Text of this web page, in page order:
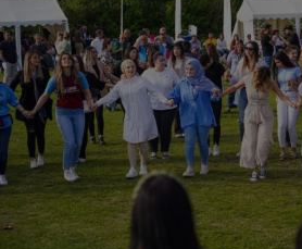
VIDEO GALERİ
ALGEMENE VOORWAARDEN
CONTACT
Çerez Politikası